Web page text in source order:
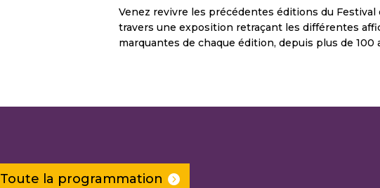
Venez revivre les précédentes éditions du Festival
travers une exposition retraçant les différentes
marquantes de chaque édition, depuis plus de 100
Toute la programmation